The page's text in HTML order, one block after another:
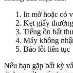
In mờ hoặc có
Kẹt giấy
Tiếng ồn bất
Máy không
Báo lỗi liên tục
Nếu bạn gặp bất kỳ